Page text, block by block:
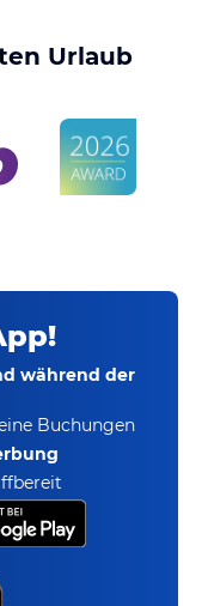
Urlaub
während der
Buchungen